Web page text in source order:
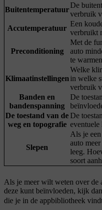
Buitentemperatuur
De
verbruik
Accutemperatuur
Een
verbruikt
Preconditioning
Met de
auto
te
Klimaatinstellingen
Welke
in welke
verbruik
Banden en
bandenspanning
De
De toestand van de
weg en topografie
De
Slepen
Als je
auto
leeg.
soort
Als je meer wilt weten over de
deze kunt beïnvloeden, kijk
die je in de appbibliotheek